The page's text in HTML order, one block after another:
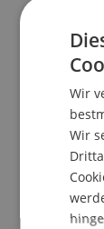
man sie
In
Begriffe
kurzen
Mütze)
oder
Folgen
Wir
Wir